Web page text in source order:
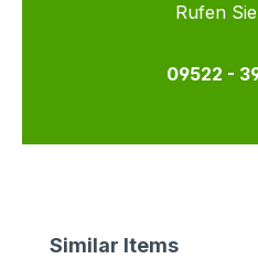
Rufen
09522 -
Produktgalerie überspringen
Similar Items